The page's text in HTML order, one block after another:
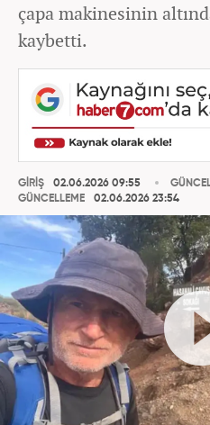
çapa makinesinin
kaybetti.
GİRİŞ
02.06.2026 09:55
GÜNCELLEME
02.06.2026 23:54